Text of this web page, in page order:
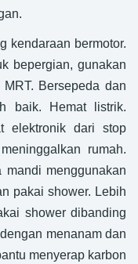
kendaraan bermotor.
bepergian, gunakan
Bersepeda dan
baik. Hemat listrik.
elektronik dari stop
rumah.
mandi menggunakan
pakai shower. Lebih
shower dibanding
menanam dan
menyerap karbon